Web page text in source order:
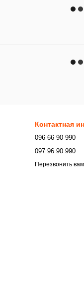
Контактная
096 66 90 990
097 96 90 990
Перезвонить